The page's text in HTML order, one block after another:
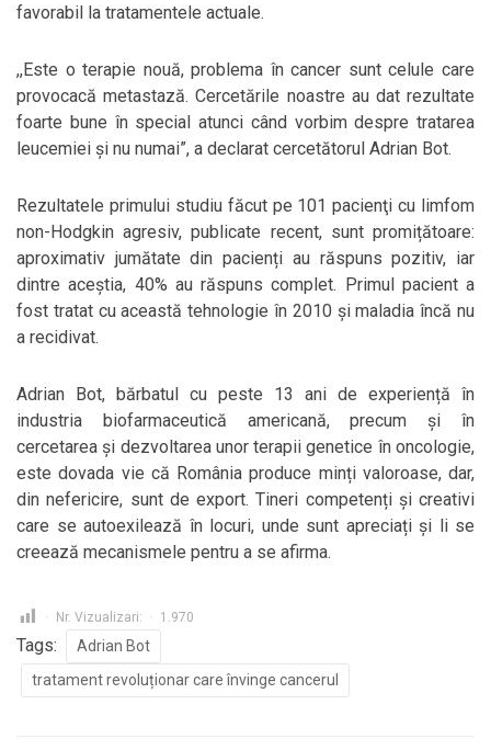
favorabil la tratamentele actuale.
,,Este o terapie nouă, problema în cancer sunt celule care
provocacă metastază. Cercetările noastre au dat rezultate
foarte bune în special atunci când vorbim despre tratarea
leucemiei și nu numai”, a declarat cercetătorul Adrian Bot.
Rezultatele primului studiu făcut pe 101 pacienţi cu limfom
non-Hodgkin agresiv, publicate recent, sunt promițătoare:
aproximativ jumătate din pacienți au răspuns pozitiv, iar
dintre aceștia, 40% au răspuns complet. Primul pacient a
fost tratat cu această tehnologie în 2010 și maladia încă nu
a recidivat.
Adrian Bot, bărbatul cu peste 13 ani de experiență în
industria biofarmaceutică americană, precum și în
cercetarea și dezvoltarea unor terapii genetice în oncologie,
este dovada vie că România produce minți valoroase, dar,
din nefericire, sunt de export. Tineri competenți și creativi
care se autoexilează în locuri, unde sunt apreciați și li se
creează mecanismele pentru a se afirma.
Nr. Vizualizari: 1.970
Tags:
Adrian Bot
tratament revoluționar care învinge cancerul